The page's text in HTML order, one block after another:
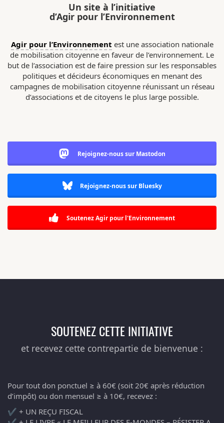
Un site à l’initiative
d’Agir pour l’Environnement
Agir pour l’Environnement est une association nationale
de mobilisation citoyenne en faveur de l’environnement. Le
but de l’association est de faire pression sur les responsables
politiques et décideurs économiques en menant des
campagnes de mobilisation citoyenne réunissant un réseau
d’associations et de citoyens le plus large possible.
Rejoignez-nous sur Mastodon
Rejoignez-nous sur Bluesky
Soutenez Agir pour l'Environnement
SOUTENEZ CETTE INITIATIVE
et recevez cette contrepartie de bienvenue :
Pour tout don ponctuel ≥ à 60€ (soit 20€ après réduction
d’impôt) ou don mensuel ≥ à 10€, recevez :
✔️ + UN REÇU FISCAL